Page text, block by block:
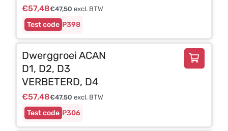
P398
€57,48€47,50 excl. BTW
P306
Dwerggroei ACAN
D1, D2, D3
VERBETERD, D4
€57,48€47,50 excl. BTW